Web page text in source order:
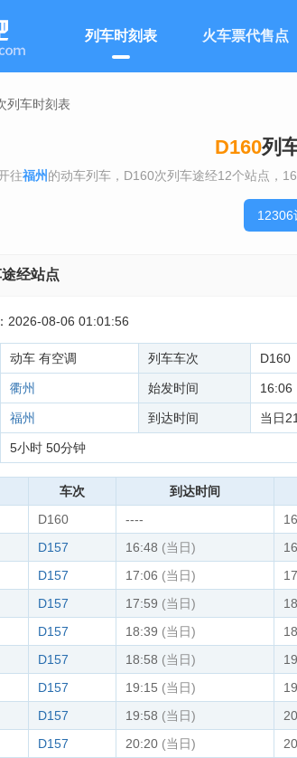
列车时刻表 火车票代售点
列车时刻表
D160列
往福州的动车列车，D160次列车途经12个站点，
12306
经站点
2026-08-06 01:01:56
动车 有空调 列车车次 D160
衢州 始发时间 16:06
福州 到达时间 当日
5小时 50分钟
车次 到达时间
D160 ----
D157 16:48 (当日)
D157 17:06 (当日)
D157 17:59 (当日)
D157 18:39 (当日)
D157 18:58 (当日)
D157 19:15 (当日)
D157 19:58 (当日)
D157 20:20 (当日)